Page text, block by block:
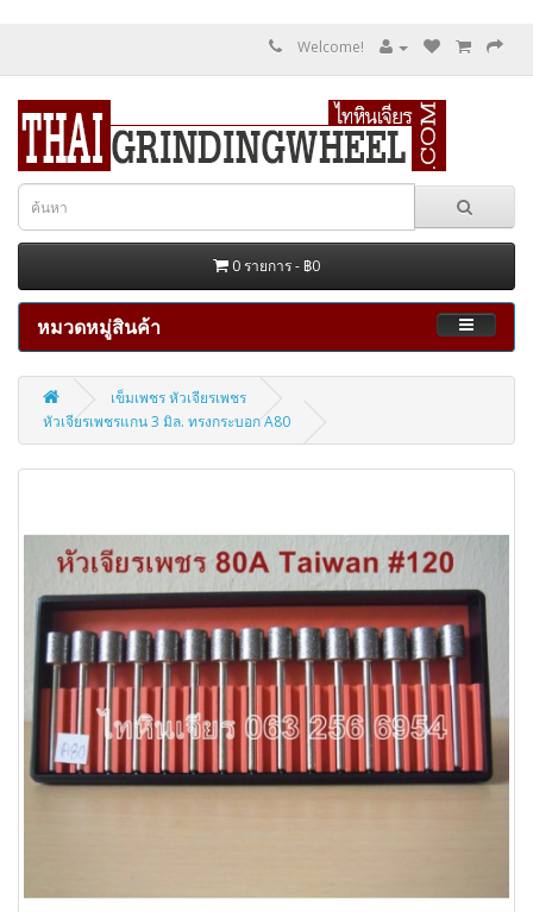
Welcome!
0 รายการ - ฿0
หมวดหมู่สินค้า
เข็มเพชร หัวเจียรเพชร
หัวเจียรเพชรแกน 3 มิล. ทรงกระบอก A80